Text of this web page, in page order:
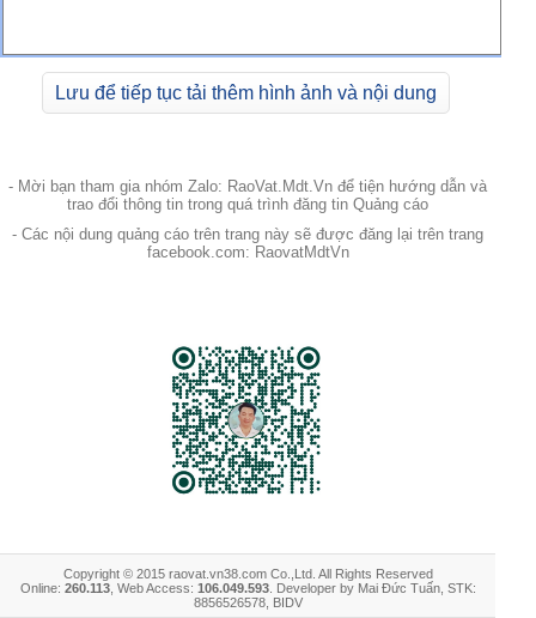
Lưu để tiếp tục tải thêm hình ảnh và nội dung
- Mời bạn tham gia nhóm Zalo: RaoVat.Mdt.Vn để tiện hướng dẫn và
trao đổi thông tin trong quá trình đăng tin Quảng cáo
- Các nội dung quảng cáo trên trang này sẽ được đăng lại trên trang
facebook.com: RaovatMdtVn
Copyright © 2015 raovat.vn38.com Co.,Ltd. All Rights Reserved
Online: 260.113, Web Access: 106.049.593. Developer by Mai Đức Tuấn, STK:
8856526578, BIDV